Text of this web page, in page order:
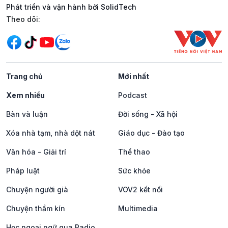
Phát triển và vận hành bởi SolidTech
Mạng xã hội
Theo dõi:
Trang chủ Mới nhất
Xem nhiều Podcast
Bàn và luận Đời sống - Xã hội
Xóa nhà tạm, nhà dột nát Giáo dục - Đào tạo
Văn hóa - Giải trí Thể thao
Pháp luật Sức khỏe
Chuyện người già VOV2 kết nối
Chuyện thầm kín Multimedia